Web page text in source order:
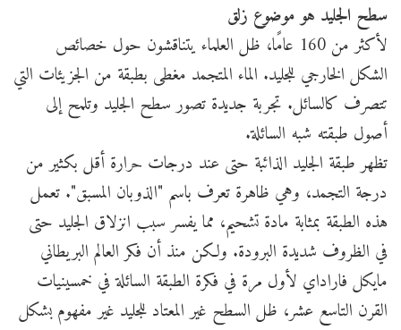
سطح الجليد هو موضوع زلق
لأكثر من 160 عامًا، ظل العلماء يتناقشون حول خصائص
الشكل الخارجي للجليد. الماء المتجمد مغطى بطبقة من الجزيئات التي
تتصرف كالسائل. تجربة جديدة تصور سطح الجليد وتلمح إلى
أصول طبقته شبه السائلة.
تظهر طبقة الجليد الذائبة حتى عند درجات حرارة أقل بكثير من
درجة التجمد، وهي ظاهرة تعرف باسم "الذوبان المسبق". تعمل
هذه الطبقة بمثابة مادة تشحيم، مما يفسر سبب انزلاق الجليد حتى
في الظروف شديدة البرودة. ولكن منذ أن فكر العالم البريطاني
مايكل فاراداي لأول مرة في فكرة الطبقة السائلة في خمسينيات
القرن التاسع عشر، ظل السطح غير المعتاد للجليد غير مفهوم بشكل